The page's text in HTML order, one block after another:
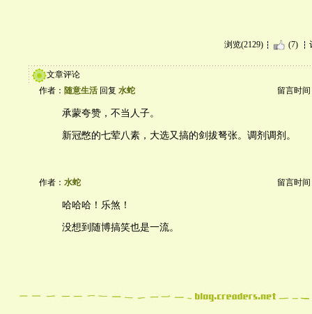
浏览(2129) (7)
文章评论
作者： 随意生活 回复 水蛇 留言时间
承蒙夸赞，不当人子。
新冠憋的七荤八素，大选又搞的剑拔弩张。调剂调剂。
作者： 水蛇 留言时间
哈哈哈！乐煞！
没想到随博搞笑也是一流。